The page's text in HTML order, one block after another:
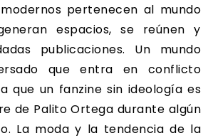
pertenecen al mundo
espacios, se reúnen y
publicaciones. Un mundo
que entra en conflicto
que un fanzine sin ideología es
de Palito Ortega durante algún
La moda y la tendencia de la